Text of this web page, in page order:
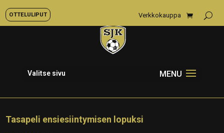
OTTELULIPUT Verkkokauppa
Valitse sivu
Tasapeli ensiesiintymisen lopuksi